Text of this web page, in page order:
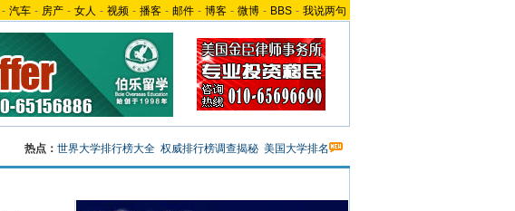
- 汽车 - 房产 - 女人 - 视频 - 播客 - 邮件 - 博客 - 微博 - BBS - 我说两句
热点： 世界大学排行榜大全 权威排行榜调查揭秘 美国大学排名